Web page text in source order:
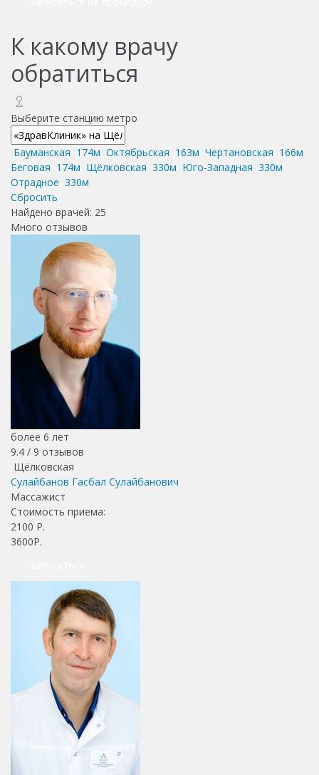
К какому врачу
обратиться
Выберите станцию метро
Бауманская 174м Октябрьская 163м Чертановская 166м
Беговая 174м Щёлковская 330м Юго-Западная 330м
Отрадное 330м
Сбросить
Найдено врачей: 25
Много отзывов
более 6 лет
9.4 / 9 отзывов
Щёлковская
Сулайбанов Гасбал Сулайбанович
Массажист
Стоимость приема:
2100 Р.
3600Р.